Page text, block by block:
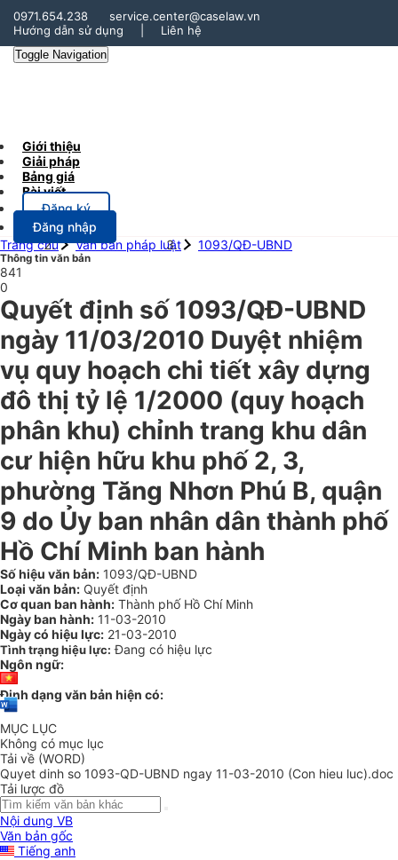
0971.654.238
service.center@caselaw.vn
Hướng dẫn sử dụng
Liên hệ
Toggle Navigation
Giới thiệu
Giải pháp
Bảng giá
Bài viết
Đăng ký
Đăng nhập
Trang chủ
Văn bản pháp luật 1093/QĐ-UBND
Thông tin văn bản
841
0
Quyết định số 1093/QĐ-UBND
ngày 11/03/2010 Duyệt nhiệm
vụ quy hoạch chi tiết xây dựng
đô thị tỷ lệ 1/2000 (quy hoạch
phân khu) chỉnh trang khu dân
cư hiện hữu khu phố 2, 3,
phường Tăng Nhơn Phú B, quận
9 do Ủy ban nhân dân thành phố
Hồ Chí Minh ban hành
Số hiệu văn bản: 1093/QĐ-UBND
Loại văn bản: Quyết định
Cơ quan ban hành: Thành phố Hồ Chí Minh
Ngày ban hành: 11-03-2010
Ngày có hiệu lực: 21-03-2010
Tình trạng hiệu lực: Đang có hiệu lực
Ngôn ngữ:
Định dạng văn bản hiện có:
MỤC LỤC
Không có mục lục
Tải về (WORD)
Quyet dinh so 1093-QD-UBND ngay 11-03-2010 (Con hieu luc).doc
Tải lược đồ
Nội dung VB
Văn bản gốc
Tiếng anh